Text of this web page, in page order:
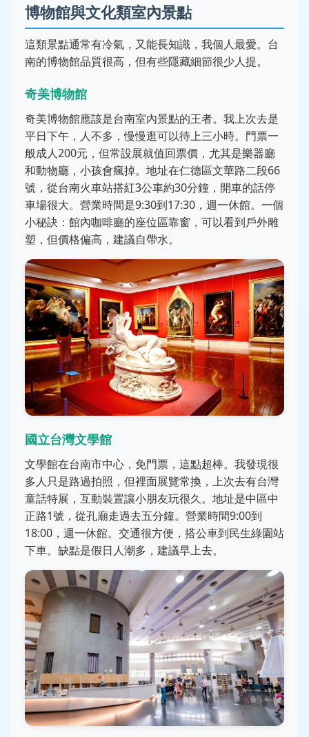
博物館與文化類室內景點
這類景點通常有冷氣，又能長知識，我個人最愛。台
南的博物館品質很高，但有些隱藏細節很少人提。
奇美博物館
奇美博物館應該是台南室內景點的王者。我上次去是
平日下午，人不多，慢慢逛可以待上三小時。門票一
般成人200元，但常設展就值回票價，尤其是樂器廳
和動物廳，小孩會瘋掉。地址在仁德區文華路二段66
號，從台南火車站搭紅3公車約30分鐘，開車的話停
車場很大。營業時間是9:30到17:30，週一休館。一個
小秘訣：館內咖啡廳的座位區靠窗，可以看到戶外雕
塑，但價格偏高，建議自帶水。
國立台灣文學館
文學館在台南市中心，免門票，這點超棒。我發現很
多人只是路過拍照，但裡面展覽常換，上次去有台灣
童話特展，互動裝置讓小朋友玩很久。地址是中區中
正路1號，從孔廟走過去五分鐘。營業時間9:00到
18:00，週一休館。交通很方便，搭公車到民生綠園站
下車。缺點是假日人潮多，建議早上去。